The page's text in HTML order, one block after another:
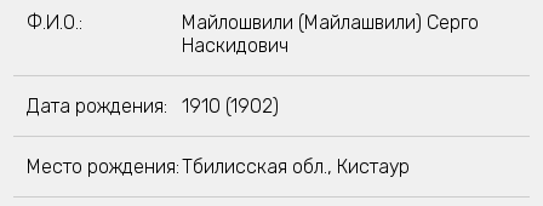
Ф.И.О.:
Майлошвили (Майлашвили) Серго
Наскидович
Дата рождения: 1910 (1902)
Место рождения:Тбилисская обл., Кистаур